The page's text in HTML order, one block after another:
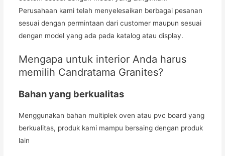
Perusahaan kami telah menyelesaikan berbagai pesanan
sesuai dengan permintaan dari customer maupun sesuai
dengan model yang ada pada katalog atau display.
Mengapa untuk interior Anda harus
memilih Candratama Granites?
Bahan yang berkualitas
Menggunakan bahan multiplek oven atau pvc board yang
berkualitas, produk kami mampu bersaing dengan produk
lain